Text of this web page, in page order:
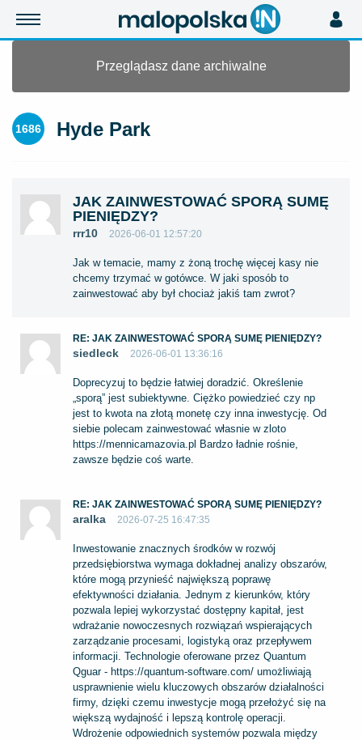
Przeglądasz dane archiwalne
1686 Hyde Park
JAK ZAINWESTOWAĆ SPORĄ SUMĘ
PIENIĘDZY?
rrr10 2026-06-01 12:57:20
Jak w temacie, mamy z żoną trochę więcej kasy nie
chcemy trzymać w gotówce. W jaki sposób to
zainwestować aby był chociaż jakiś tam zwrot?
RE: JAK ZAINWESTOWAĆ SPORĄ SUMĘ PIENIĘDZY?
siedleck 2026-06-01 13:36:16
Doprecyzuj to będzie łatwiej doradzić. Określenie
„sporą” jest subiektywne. Ciężko powiedzieć czy np
jest to kwota na złotą monetę czy inna inwestycję. Od
siebie polecam zainwestować własnie w zloto
https://mennicamazovia.pl Bardzo ładnie rośnie,
zawsze będzie coś warte.
RE: JAK ZAINWESTOWAĆ SPORĄ SUMĘ PIENIĘDZY?
aralka 2026-07-25 16:47:35
Inwestowanie znacznych środków w rozwój
przedsiębiorstwa wymaga dokładnej analizy obszarów,
które mogą przynieść największą poprawę
efektywności działania. Jednym z kierunków, który
pozwala lepiej wykorzystać dostępny kapitał, jest
wdrażanie nowoczesnych rozwiązań wspierających
zarządzanie procesami, logistyką oraz przepływem
informacji. Technologie oferowane przez Quantum
Qguar - https://quantum-software.com/ umożliwiają
usprawnienie wielu kluczowych obszarów działalności
firmy, dzięki czemu inwestycje mogą przełożyć się na
większą wydajność i lepszą kontrolę operacji.
Wdrożenie odpowiednich systemów pozwala między